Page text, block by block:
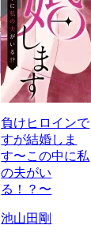
負けヒロインで
すが結婚しま
す〜この中に私
の夫がい
る！？〜
池山田剛